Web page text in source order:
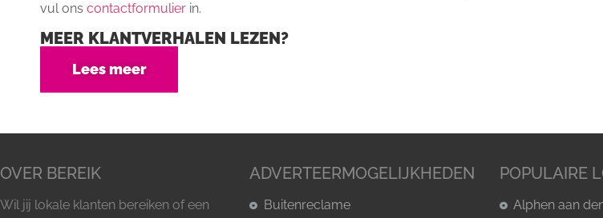
vul ons contactformulier in.
MEER KLANTVERHALEN LEZEN?
Lees meer
OVER BEREIK
Wil jij lokale klanten bereiken of een
ADVERTEERMOGELIJKHEDEN
Buitenreclame
POPULAIRE
Alphen aan